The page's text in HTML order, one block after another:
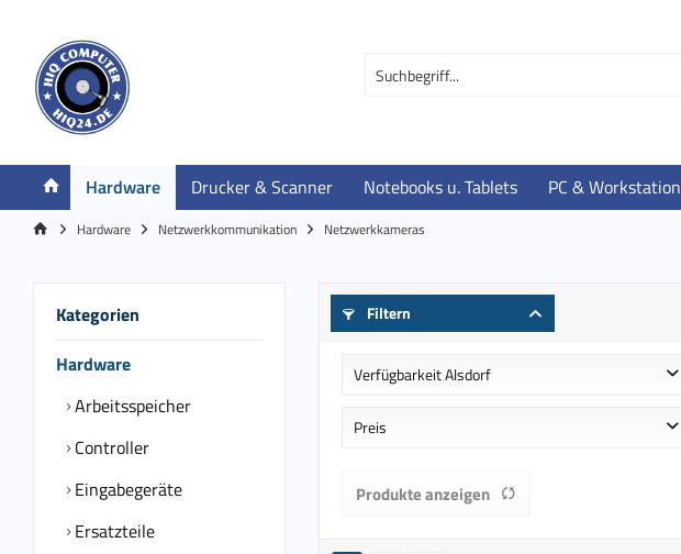
Hardware Drucker & Scanner Notebooks u. Tablets PC & Workstation
Hardware Netzwerkkommunikation Netzwerkkameras
Kategorien
Hardware
Arbeitsspeicher
Controller
Eingabegeräte
Ersatzteile
Filtern
Verfügbarkeit Alsdorf
Auf Bestellung in ca. 1-2 Werktage
Preis
von18,90 €bis
Produkte anzeigen